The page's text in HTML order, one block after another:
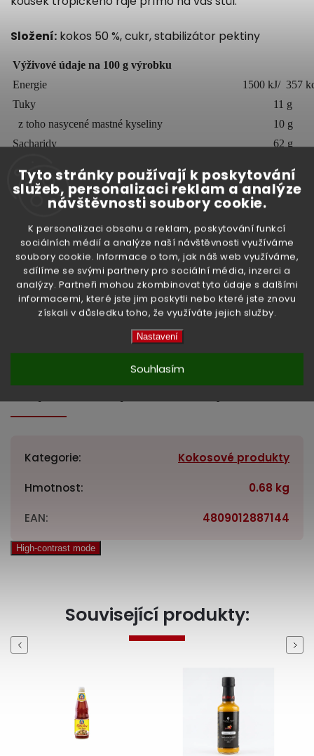
Tyto stránky používají k poskytování
služeb, personalizaci reklam a analýze
návštěvnosti soubory cookie.
K personalizaci obsahu a reklam, poskytování funkcí
sociálních médií a analýze naší návštěvnosti využíváme
soubory cookie. Informace o tom, jak náš web využíváme,
sdílíme se svými partnery pro sociální média, inzerci a
analýzy. Partneři mohou zkombinovat tyto údaje s dalšími
informacemi, které jste jim poskytli nebo které jste znovu
získali v důsledku toho, že využíváte jejich služby.
Nastavení
Souhlasím
Složení: kokos 50 %, cukr, stabilizátor pektiny
Výživové údaje na 100 g výrobku
Energie
1500 kJ/ 357
Tuky
11 g
z toho nasycené mastné kyseliny
10 g
Sacharidy
62 g
Vláknina
0 g
Bílkoviny
0,25 g
Objem:450 g
Země původu: Filipíny
Doplňkové parametry
Kategorie: Kokosové produkty
Hmotnost: 0.68 kg
EAN: 4809012887144
High-contrast mode
Související produkty:
Previous Next